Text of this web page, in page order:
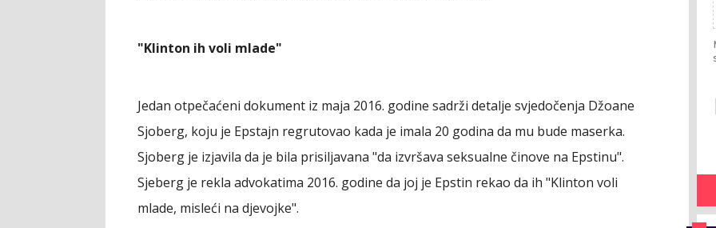
"Klinton ih voli mlade"
Jedan otpečaćeni dokument iz maja 2016. godine sadrži detalje svjedočenja Džoane
Sjoberg, koju je Epstajn regrutovao kada je imala 20 godina da mu bude maserka.
Sjoberg je izjavila da je bila prisiljavana "da izvršava seksualne činove na Epstinu".
Sjeberg je rekla advokatima 2016. godine da joj je Epstin rekao da ih "Klinton voli
mlade, misleći na djevojke".